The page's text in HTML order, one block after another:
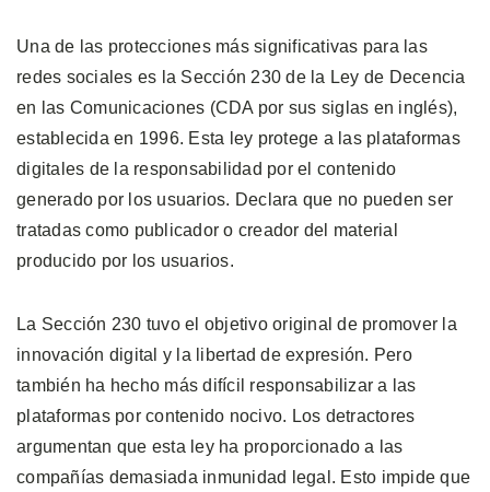
Una de las protecciones más significativas para las
redes sociales es la Sección 230 de la Ley de Decencia
en las Comunicaciones (CDA por sus siglas en inglés),
establecida en 1996. Esta ley protege a las plataformas
digitales de la responsabilidad por el contenido
generado por los usuarios. Declara que no pueden ser
tratadas como publicador o creador del material
producido por los usuarios.
La Sección 230 tuvo el objetivo original de promover la
innovación digital y la libertad de expresión. Pero
también ha hecho más difícil responsabilizar a las
plataformas por contenido nocivo. Los detractores
argumentan que esta ley ha proporcionado a las
compañías demasiada inmunidad legal. Esto impide que